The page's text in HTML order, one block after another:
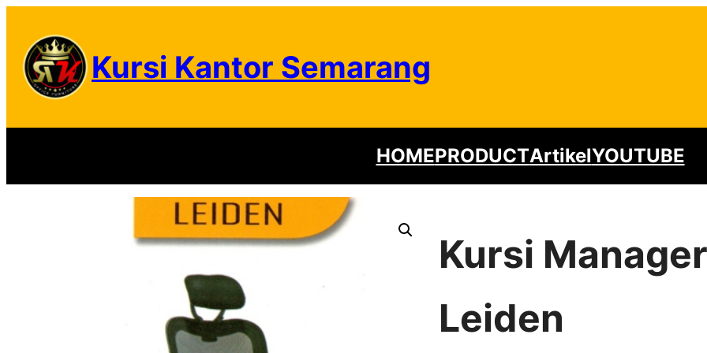
content
Kursi Kantor Semarang
HOMEPRODUCTArtikelYOUTUBE
Kursi
Leiden